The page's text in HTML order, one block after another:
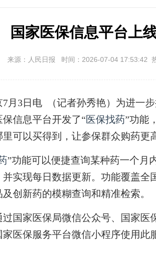
国家医保信息平台上
来源：人民日报 时间：2026-07-04 17:53:42
3日电 （记者孙秀艳）为进一步
信息平台开发了“医保找药”功能
可以买得到，让参保群众购药更
”功能可以便捷查询某种药一个月
实现每日数据更新。功能覆盖全
创新药的模糊查询和精准检索。
家医保局微信公众号、国家医
医保服务平台微信小程序使用此